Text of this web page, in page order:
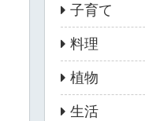
子育て
料理
植物
生活